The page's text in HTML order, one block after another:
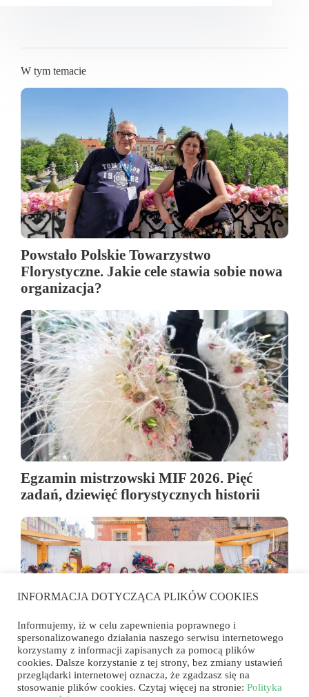
W tym temacie
Powstało Polskie Towarzystwo
Florystyczne. Jakie cele stawia sobie nowa
organizacja?
Egzamin mistrzowski MIF 2026. Pięć
zadań, dziewięć florystycznych historii
Florystyka wyszła na rynek. Konkurs
INFORMACJA DOTYCZĄCA PLIKÓW COOKIES
Informujemy, iż w celu zapewnienia poprawnego i
spersonalizowanego działania naszego serwisu internetowego
korzystamy z informacji zapisanych za pomocą plików
cookies. Dalsze korzystanie z tej strony, bez zmiany ustawień
przeglądarki internetowej oznacza, że zgadzasz się na
stosowanie plików cookies. Czytaj więcej na stronie: Polityka